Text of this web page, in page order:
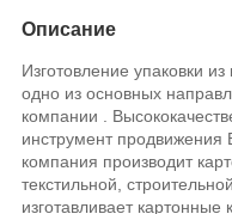
Описание
Изготовление упаковки
одно из основных
компании
.
инструмент
компания производит
текстильной,
изготавливает